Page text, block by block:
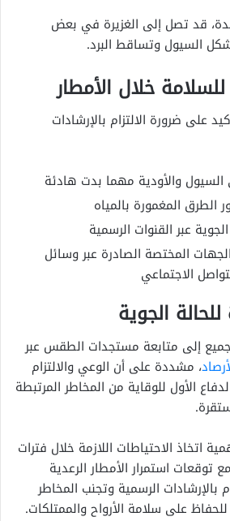
قد تصل إلى الغزيرة في بعض
السيول وتساقط البرد.
خلال الأمطار
على ضرورة الالتزام بالإرشادات
السيول والأودية مهما بدت هادئة
الطرق المغمورة بالمياه
عبر القنوات الرسمية
الجهات المختصة الصادرة عبر وسائل
الاجتماعي
الجوية
إلى متابعة مستجدات الطقس عبر
، مشددة على أن الوعي والالتزام
الأول للوقاية من المخاطر المرتبطة
اتخاذ الاحتياطات اللازمة خلال فترات
توقعات استمرار الأمطار الرعدية
بالإرشادات الرسمية وتجنب المخاطر
على سلامة الأرواح والممتلكات.